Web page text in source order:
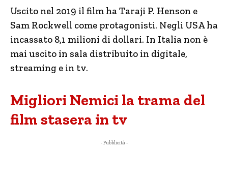
Uscito nel 2019 il film ha Taraji P. Henson e
Sam Rockwell come protagonisti. Negli USA ha
incassato 8,1 milioni di dollari. In Italia non è
mai uscito in sala distribuito in digitale,
streaming e in tv.
Migliori Nemici la trama del
film stasera in tv
- Pubblicità -